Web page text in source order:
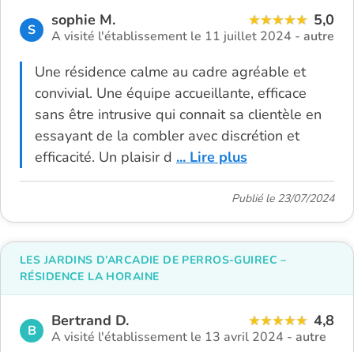
S
sophie M. 5,0
A visité l'établissement le 11 juillet 2024 - autre
Une résidence calme au cadre agréable et
convivial. Une équipe accueillante, efficace
sans être intrusive qui connait sa clientèle en
essayant de la combler avec discrétion et
efficacité. Un plaisir d ... Lire plus
Publié le 23/07/2024
B
Bertrand D. 4,8
A visité l'établissement le 13 avril 2024 - autre
LES JARDINS D’ARCADIE DE PERROS-GUIREC –
RÉSIDENCE LA HORAINE